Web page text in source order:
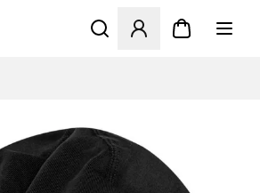
Åbner en Modal til at